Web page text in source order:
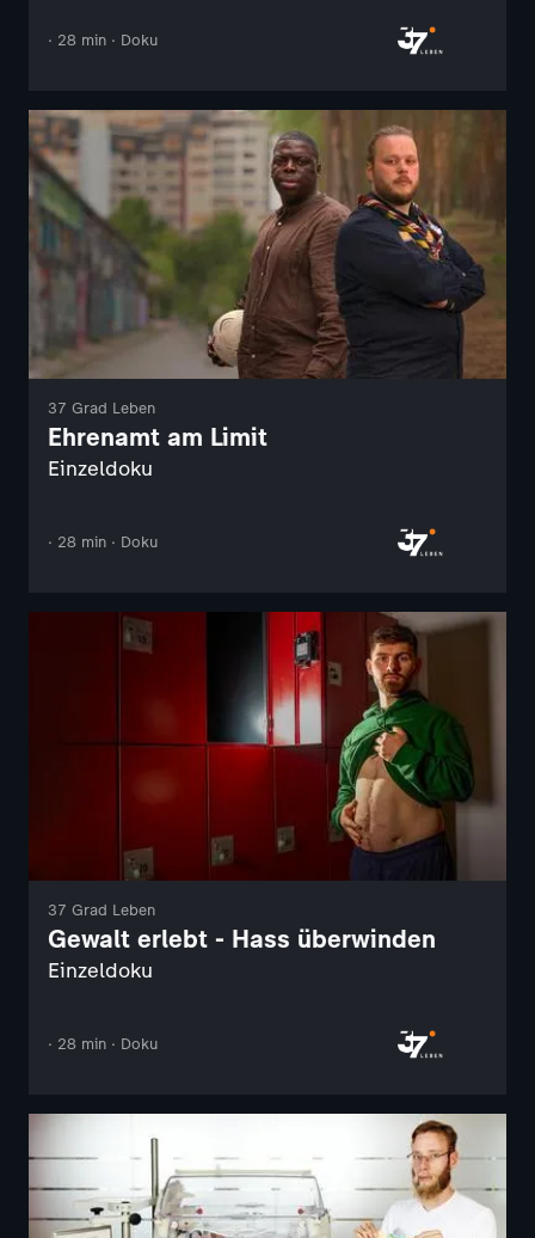
· 28 min · Doku
37 Grad Leben
Ehrenamt am Limit
Einzeldoku
· 28 min · Doku
37 Grad Leben
Gewalt erlebt - Hass überwinden
Einzeldoku
· 28 min · Doku